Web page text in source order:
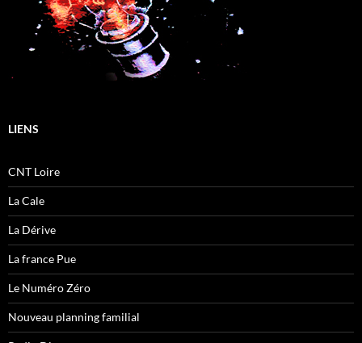
LIENS
CNT Loire
La Cale
La Dérive
La france Pue
Le Numéro Zéro
Nouveau planning familial